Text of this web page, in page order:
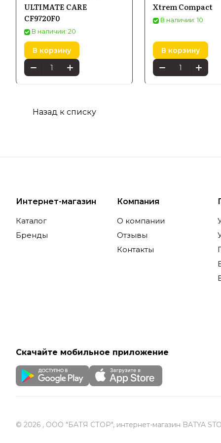
Особое
только
ULTIMATE CARE
CF9720F0
В наличии: 20
В корзину
Xtrem Compact
В наличии: 10
В корзину
Назад к списку
Интернет-магазин
Каталог
Бренды
Компания
О компании
Отзывы
Контакты
Скачайте мобильное приложение
© 2026 , ООО "БАТЯ СТОР", интернет-магазин BATYA